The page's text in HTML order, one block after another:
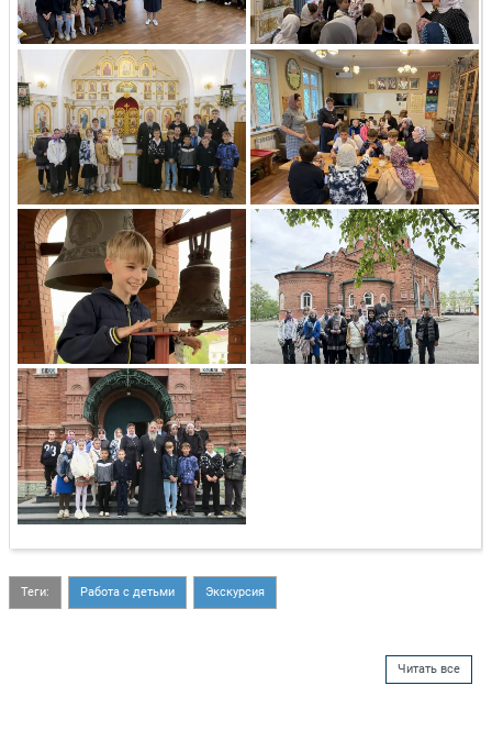
Теги: Работа с детьми Экскурсия
Читать все